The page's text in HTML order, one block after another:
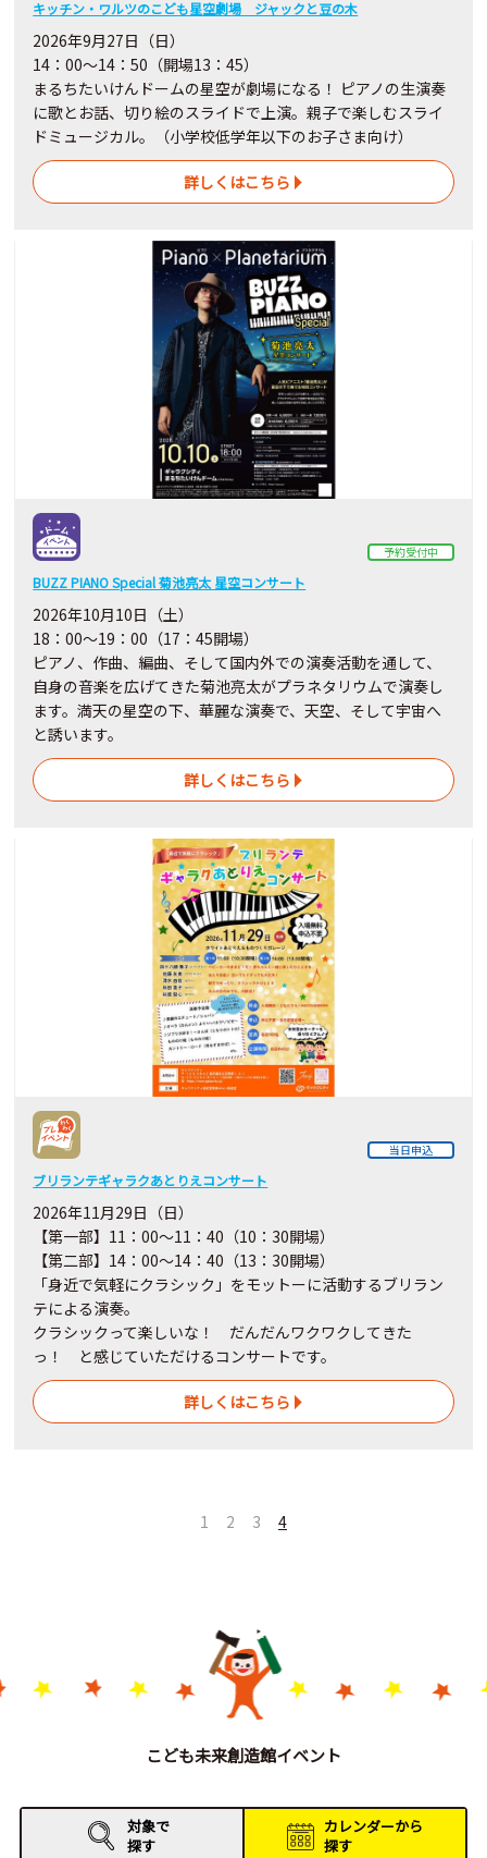
キッチン・ワルツのこども星空劇場 ジャックと豆の木
2026年9月27日（日）
14：00～14：50（開場13：45）
まるちたいけんドームの星空が劇場になる！ ピアノの⽣演奏
に歌とお話、切り絵のスライドで上演。親⼦で楽しむスライ
ドミュージカル。（⼩学校低学年以下のお⼦さま向け）
詳しくはこちら
予約受付中
BUZZ PIANO Special 菊池亮太 星空コンサート
2026年10月10日（土）
18：00～19：00（17：45開場）
ピアノ、作曲、編曲、そして国内外での演奏活動を通して、
自身の音楽を広げてきた菊池亮太がプラネタリウムで演奏し
ます。満天の星空の下、華麗な演奏で、天空、そして宇宙へ
と誘います。
詳しくはこちら
当日申込
ブリランテギャラクあとりえコンサート
2026年11月29日（日）
【第一部】11：00～11：40（10：30開場）
【第二部】14：00～14：40（13：30開場）
「身近で気軽にクラシック」をモットーに活動するブリラン
テによる演奏。
クラシックって楽しいな！ だんだんワクワクしてきた
っ！ と感じていただけるコンサートです。
詳しくはこちら
1 2 3 4
こども未来創造館イベント
対象で
探す
カレンダーから
探す